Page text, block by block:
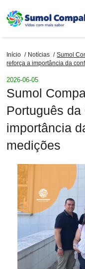
para
principal
Navegação
estrutural
Início Notícias
Sumol
reforça a importância da
2026-06-05
Sumol
Português
importância
medições